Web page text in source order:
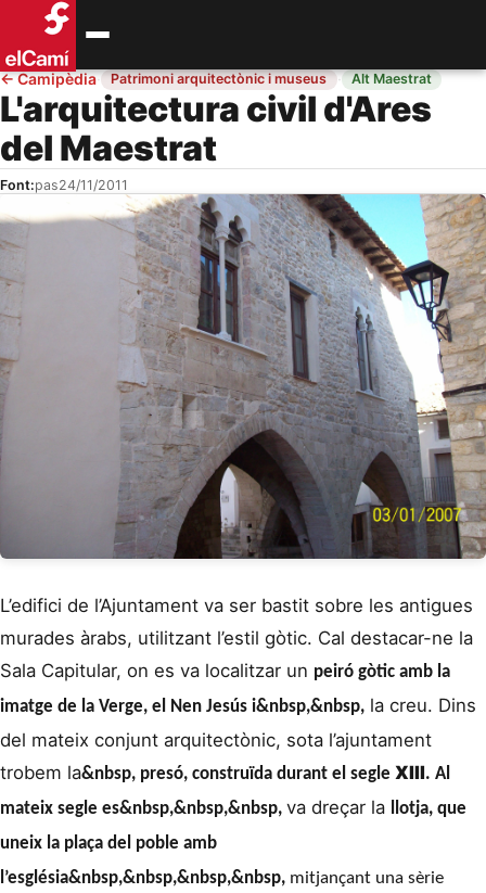
←Camipèdia· Patrimoni arquitectònic i museus · Alt Maestrat
L'arquitectura civil d'Ares
del Maestrat
Font:pas24/11/2011
L’edifici de l’Ajuntament va ser bastit sobre les antigues
murades àrabs, utilitzant l’estil gòtic. Cal destacar-ne la
Sala Capitular, on es va localitzar un peiró gòtic amb la
imatge de la Verge, el Nen Jesús i&nbsp,&nbsp, la creu. Dins
del mateix conjunt arquitectònic, sota l’ajuntament
trobem la&nbsp, presó, construïda durant el segle XIII. Al
mateix segle es&nbsp,&nbsp,&nbsp, va dreçar la llotja, que
uneix la plaça del poble amb
l’església&nbsp,&nbsp,&nbsp,&nbsp, mitjançant una sèrie